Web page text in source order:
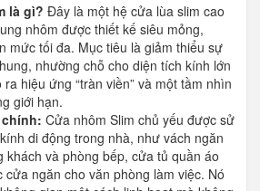
là gì? Đây là một hệ cửa lùa slim cao
nhôm được thiết kế siêu mỏng,
mức tối đa. Mục tiêu là giảm thiểu sự
nhường chỗ cho diện tích kính lớn
hiệu ứng “tràn viền” và một tầm nhìn
giới hạn.
Cửa nhôm Slim chủ yếu được sử
di động trong nhà, như vách ngăn
khách và phòng bếp, cửa tủ quần áo
cửa ngăn cho văn phòng làm việc. Nó